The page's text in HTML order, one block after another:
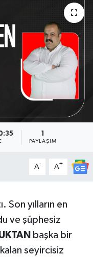
1
PAYLAŞIM
A- A+
Son yılların en
ve şüphesiz
başka bir
seyircisiz